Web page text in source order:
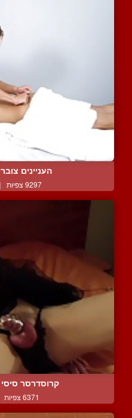
העניינים
9297 צפיות |
קרוסדרסר
6371 צפיות